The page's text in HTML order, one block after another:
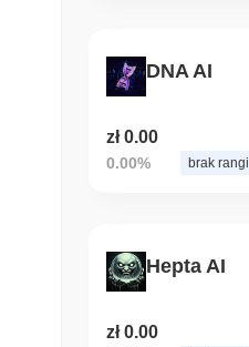
DNA AI
zł 0.00
0.00% brak rangi
Hepta AI
zł 0.00